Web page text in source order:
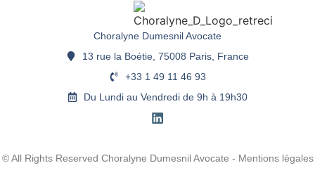
Choralyne Dumesnil Avocate
13 rue la Boétie, 75008 Paris, France
+33 1 49 11 46 93
Du Lundi au Vendredi de 9h à 19h30
© All Rights Reserved Choralyne Dumesnil Avocate - Mentions légales